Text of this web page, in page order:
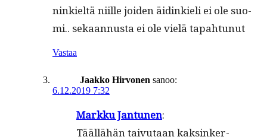
ninkieltä niille joiden äidinkieli ei ole suo­
mi.. sekaan­nus­ta ei ole vielä tapahtunut
Vastaa
Jaakko Hirvonen sanoo:
6.12.2019 7:32
Markku Jan­tunen:
Tääl­lähän taivu­taan kaksinker­